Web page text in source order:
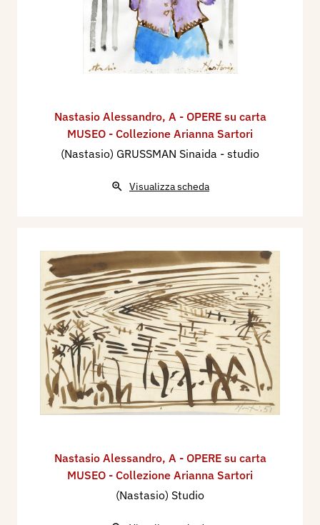
Nastasio Alessandro, A - OPERE su carta
MUSEO - Collezione Arianna Sartori
(Nastasio) GRUSSMAN Sinaida - studio
Visualizza scheda
Nastasio Alessandro, A - OPERE su carta
MUSEO - Collezione Arianna Sartori
(Nastasio) Studio